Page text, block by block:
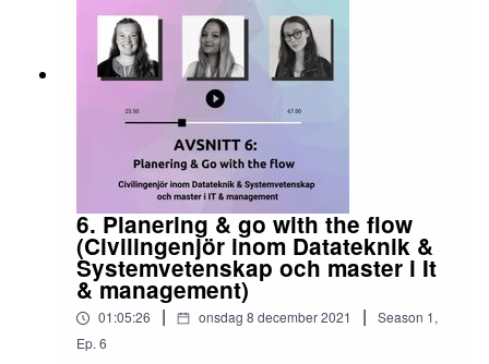
6. Planering & go with the flow
(Civilingenjör inom Datateknik &
Systemvetenskap och master i It
& management)
01:05:26 | onsdag 8 december 2021 | Season 1,
Ep. 6